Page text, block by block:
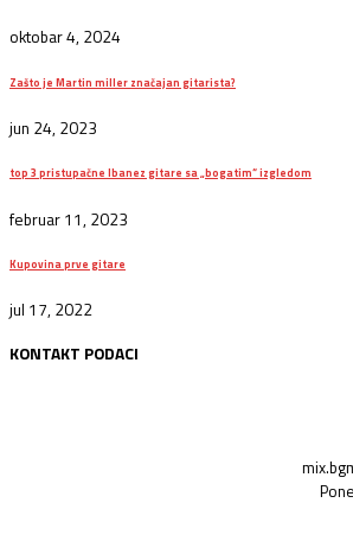
oktobar 4, 2024
Zašto je Martin miller značajan gitarista?
jun 24, 2023
top 3 pristupačne Ibanez gitare sa „bogatim“ izgledom
februar 11, 2023
Kupovina prve gitare
jul 17, 2022
KONTAKT PODACI